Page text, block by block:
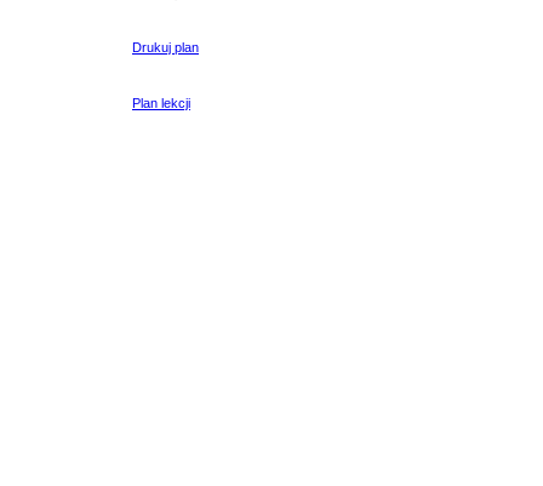
Drukuj plan
Plan lekcji